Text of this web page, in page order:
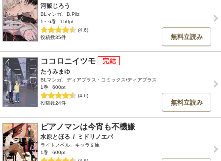
河飯じろう
BLマンガ、B.Pilz
1～6巻
150pt
(4.6)
投稿数35件
無料立読み
ココロニイツモ
たうみまゆ
BLマンガ、ディアプラス・コミックス/ディアプラス
1巻
600pt
(4.6)
投稿数24件
無料立読み
ピアノマンは今宵も不機嫌
水原とほる / ミドリノエバ
ライトノベル、キャラ文庫
1巻
600pt